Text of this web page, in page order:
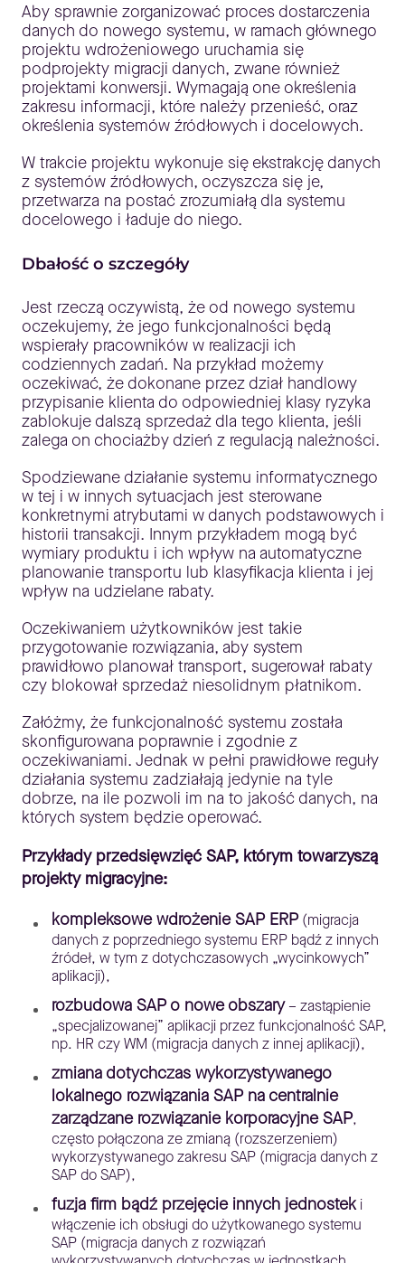
Aby sprawnie zorganizować proces dostarczenia
danych do nowego systemu, w ramach głównego
projektu wdrożeniowego uruchamia się
podprojekty migracji danych, zwane również
projektami konwersji. Wymagają one określenia
zakresu informacji, które należy przenieść, oraz
określenia systemów źródłowych i docelowych.
W trakcie projektu wykonuje się ekstrakcję danych
z systemów źródłowych, oczyszcza się je,
przetwarza na postać zrozumiałą dla systemu
docelowego i ładuje do niego.
Dbałość o szczegóły
Jest rzeczą oczywistą, że od nowego systemu
oczekujemy, że jego funkcjonalności będą
wspierały pracowników w realizacji ich
codziennych zadań. Na przykład możemy
oczekiwać, że dokonane przez dział handlowy
przypisanie klienta do odpowiedniej klasy ryzyka
zablokuje dalszą sprzedaż dla tego klienta, jeśli
zalega on chociażby dzień z regulacją należności.
Spodziewane działanie systemu informatycznego
w tej i w innych sytuacjach jest sterowane
konkretnymi atrybutami w danych podstawowych i
historii transakcji. Innym przykładem mogą być
wymiary produktu i ich wpływ na automatyczne
planowanie transportu lub klasyfikacja klienta i jej
wpływ na udzielane rabaty.
Oczekiwaniem użytkowników jest takie
przygotowanie rozwiązania, aby system
prawidłowo planował transport, sugerował rabaty
czy blokował sprzedaż niesolidnym płatnikom.
Załóżmy, że funkcjonalność systemu została
skonfigurowana poprawnie i zgodnie z
oczekiwaniami. Jednak w pełni prawidłowe reguły
działania systemu zadziałają jedynie na tyle
dobrze, na ile pozwoli im na to jakość danych, na
których system będzie operować.
Przykłady przedsięwzięć SAP, którym towarzyszą
projekty migracyjne:
kompleksowe wdrożenie SAP ERP(migracja
danych z poprzedniego systemu ERP bądź z innych
źródeł, w tym z dotychczasowych „wycinkowych”
aplikacji),
rozbudowa SAP o nowe obszary– zastąpienie
„specjalizowanej” aplikacji przez funkcjonalność SAP,
np. HR czy WM (migracja danych z innej aplikacji),
zmiana dotychczas wykorzystywanego
lokalnego rozwiązania SAP na centralnie
zarządzane rozwiązanie korporacyjne SAP,
często połączona ze zmianą (rozszerzeniem)
wykorzystywanego zakresu SAP (migracja danych z
SAP do SAP),
fuzja firm bądź przejęcie innych jednosteki
włączenie ich obsługi do użytkowanego systemu
SAP (migracja danych z rozwiązań